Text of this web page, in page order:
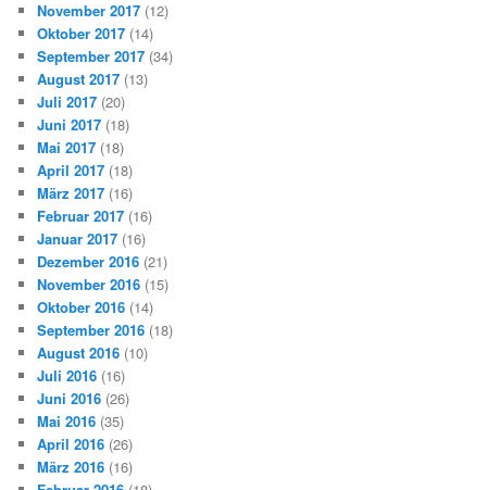
November 2017 (12)
Oktober 2017 (14)
September 2017 (34)
August 2017 (13)
Juli 2017 (20)
Juni 2017 (18)
Mai 2017 (18)
April 2017 (18)
März 2017 (16)
Februar 2017 (16)
Januar 2017 (16)
Dezember 2016 (21)
November 2016 (15)
Oktober 2016 (14)
September 2016 (18)
August 2016 (10)
Juli 2016 (16)
Juni 2016 (26)
Mai 2016 (35)
April 2016 (26)
März 2016 (16)